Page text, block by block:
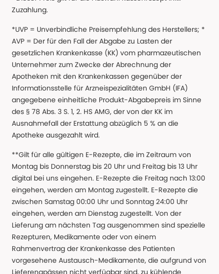
Zuzahlung.
*UVP = Unverbindliche Preisempfehlung des Herstellers; *
AVP = Der für den Fall der Abgabe zu Lasten der
gesetzlichen Krankenkasse (KK) vom pharmazeutischen
Unternehmer zum Zwecke der Abrechnung der
Apotheken mit den Krankenkassen gegenüber der
Informationsstelle für Arzneispezialitäten GmbH (IFA)
angegebene einheitliche Produkt-Abgabepreis im Sinne
des § 78 Abs. 3 S. 1, 2. HS AMG, der von der KK im
Ausnahmefall der Erstattung abzüglich 5 % an die
Apotheke ausgezahlt wird.
**Gilt für alle gültigen E-Rezepte, die im Zeitraum von
Montag bis Donnerstag bis 20 Uhr und Freitag bis 13 Uhr
digital bei uns eingehen. E-Rezepte die Freitag nach 13:00
eingehen, werden am Montag zugestellt. E-Rezepte die
zwischen Samstag 00:00 Uhr und Sonntag 24:00 Uhr
eingehen, werden am Dienstag zugestellt. Von der
Lieferung am nächsten Tag ausgenommen sind spezielle
Rezepturen, Medikamente oder von einem
Rahmenvertrag der Krankenkasse des Patienten
vorgesehene Austausch-Medikamente, die aufgrund von